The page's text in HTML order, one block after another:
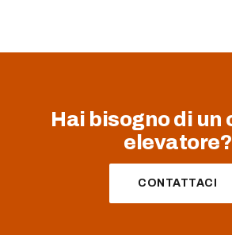
Hai bisogno di un
elevatore?
CONTATTACI